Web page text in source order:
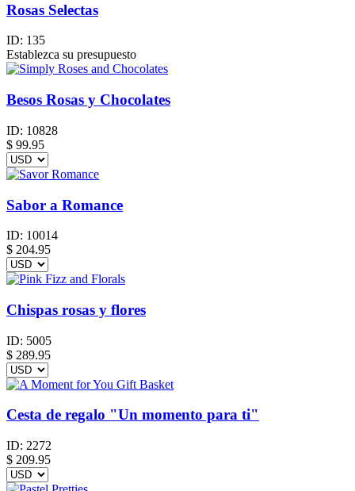
Rosas Selectas
ID: 135
Establezca su presupuesto
Besos Rosas y Chocolates
ID: 10828
$ 99.95
Sabor a Romance
ID: 10014
$ 204.95
Chispas rosas y flores
ID: 5005
$ 289.95
Cesta de regalo "Un momento para ti"
ID: 2272
$ 209.95